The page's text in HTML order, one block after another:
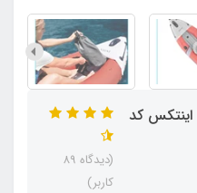
قایق کایاک اکسکروشن پرو K1 اینتکس کد
(دیدگاه 89
کاربر)